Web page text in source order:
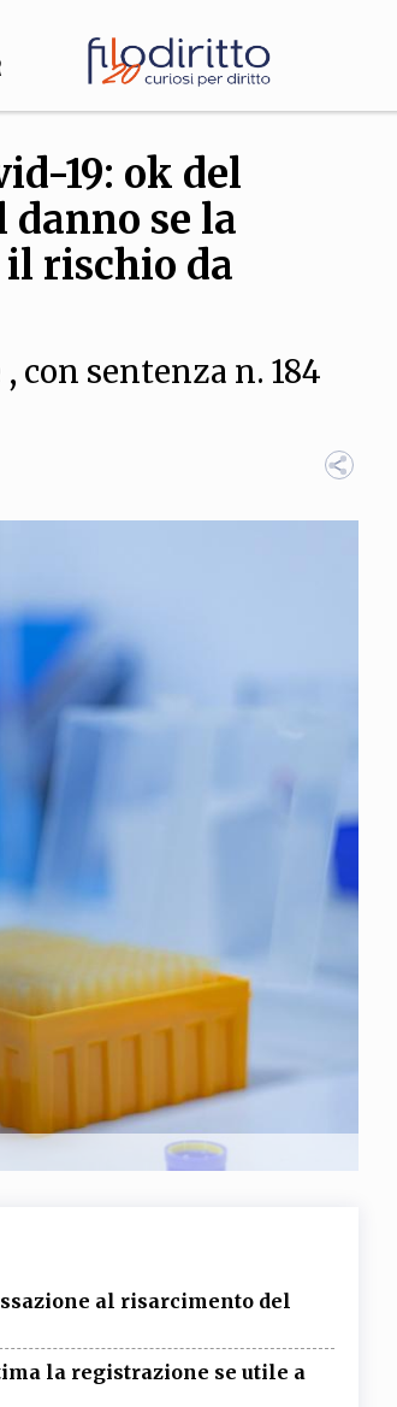
DIRITTO
INNOVAZIONE
RUBRICHE LIBRI
19: ok del
se la
rischio da
con sentenza n. 184
al risarcimento del
la registrazione se utile a